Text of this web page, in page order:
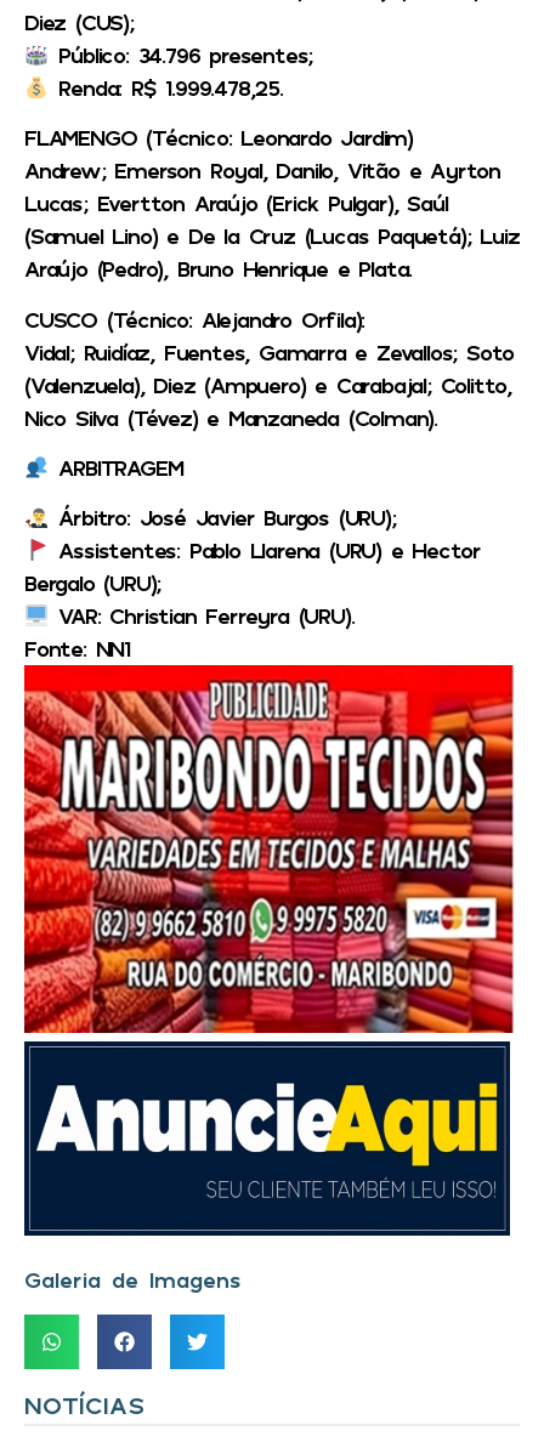
Diez (CUS);
Público: 34.796 presentes;
Renda: R$ 1.999.478,25.
FLAMENGO (Técnico: Leonardo Jardim)
Andrew; Emerson Royal, Danilo, Vitão e Ayrton
Lucas; Evertton Araújo (Erick Pulgar), Saúl
(Samuel Lino) e De la Cruz (Lucas Paquetá); Luiz
Araújo (Pedro), Bruno Henrique e Plata.
CUSCO (Técnico: Alejandro Orfila):
Vidal; Ruidíaz, Fuentes, Gamarra e Zevallos; Soto
(Valenzuela), Diez (Ampuero) e Carabajal; Colitto,
Nico Silva (Tévez) e Manzaneda (Colman).
ARBITRAGEM
Árbitro: José Javier Burgos (URU);
Assistentes: Pablo Llarena (URU) e Hector
Bergalo (URU);
VAR: Christian Ferreyra (URU).
Fonte: NN1
Galeria de Imagens
NOTÍCIAS